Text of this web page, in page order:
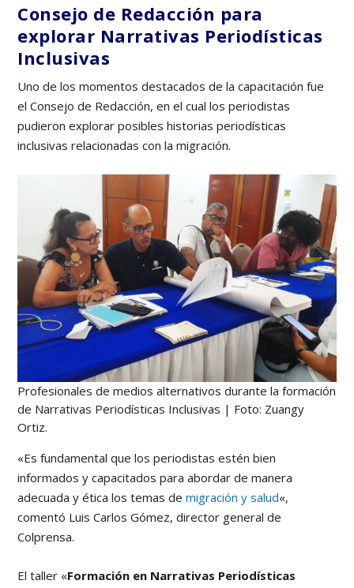
Consejo de Redacción para
explorar Narrativas Periodísticas
Inclusivas
Uno de los momentos destacados de la capacitación fue
el Consejo de Redacción, en el cual los periodistas
pudieron explorar posibles historias periodísticas
inclusivas relacionadas con la migración.
Profesionales de medios alternativos durante la formación
de Narrativas Periodísticas Inclusivas | Foto: Zuangy
Ortiz.
«Es fundamental que los periodistas estén bien
informados y capacitados para abordar de manera
adecuada y ética los temas demigración y salud«,
comentó Luis Carlos Gómez, director general de
Colprensa.
El taller «Formación en Narrativas Periodísticas